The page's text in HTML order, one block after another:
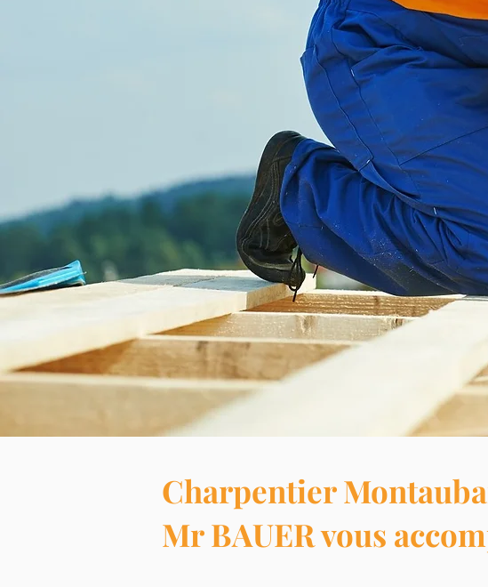
Charpentier
Mr BAUERvous